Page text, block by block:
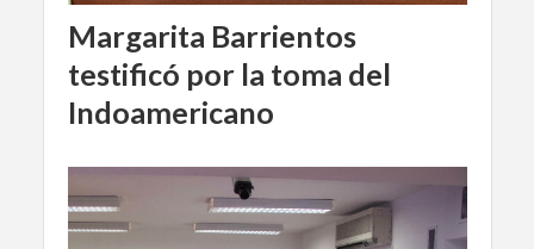
Margarita Barrientos
testificó por la toma del
Indoamericano